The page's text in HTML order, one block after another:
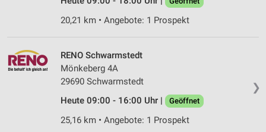
20,21 km • Angebote: 1 Prospekt
❯
RENO Schwarmstedt
Mönkeberg 4A
29690 Schwarmstedt
Heute 09:00 - 16:00 Uhr |
Geöffnet
25,16 km • Angebote: 1 Prospekt
Messung der Werbeleistung
Analyse von Zielgruppen durch Statistiken oder
Kombinationen von Daten aus verschiedenen
Entwicklung und Verbesserung der Angebote